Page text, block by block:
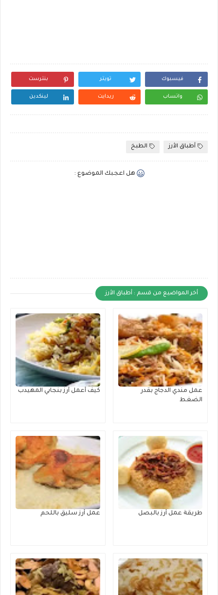
فيسبوك تويتر بنترست
واتساب ريدايت لينكدين
أطباق الأرز الطبخ
هل اعجبك الموضوع :
أخر المواضيع من قسم : أطباق الأرز
عمل مندي الدجاج بقدر
الضغط
كيف أعمل أرز بنجابي المهيدب
طريقة عمل أرز بالبصل عمل أرز سليق باللحم